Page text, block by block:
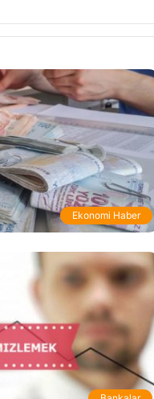
Ekonomi Haber